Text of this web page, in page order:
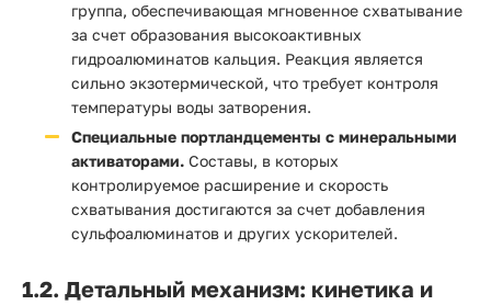
группа, обеспечивающая мгновенное схватывание
за счет образования высокоактивных
гидроалюминатов кальция. Реакция является
сильно экзотермической, что требует контроля
температуры воды затворения.
Специальные портландцементы с минеральными
активаторами. Составы, в которых
контролируемое расширение и скорость
схватывания достигаются за счет добавления
сульфоалюминатов и других ускорителей.
1.2. Детальный механизм: кинетика и